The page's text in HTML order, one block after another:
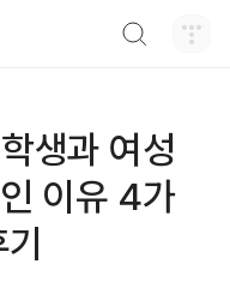
생과 여성
이유 4가